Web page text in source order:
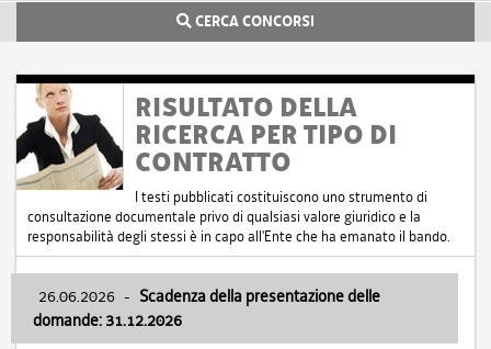
CERCA CONCORSI
RISULTATO DELLA
RICERCA PER TIPO DI
CONTRATTO
I testi pubblicati costituiscono uno strumento di
consultazione documentale privo di qualsiasi valore giuridico e la
responsabilità degli stessi è in capo all'Ente che ha emanato il bando.
26.06.2026 - Scadenza della presentazione delle
domande: 31.12.2026